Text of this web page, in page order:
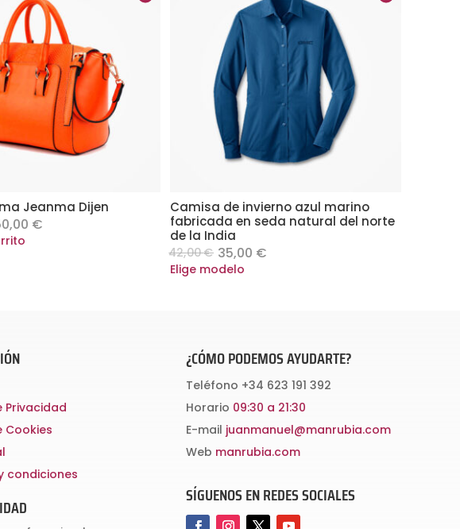
Jeanma Dijen
€Current
Camisa de invierno azul marino
fabricada en seda natural del norte
de la India
42,00€ Original
price
35,00 €
Elige modelo
variantes.
opciones
se
pueden
elegir
la
página
Privacidad
Cookies
condiciones
¿CÓMO PODEMOS AYUDARTE?
Teléfono +34 623 191 392
Horario 09:30 a 21:30
E-mail juanmanuel@manrubia.com
Web manrubia.com
SÍGUENOS EN REDES SOCIALES